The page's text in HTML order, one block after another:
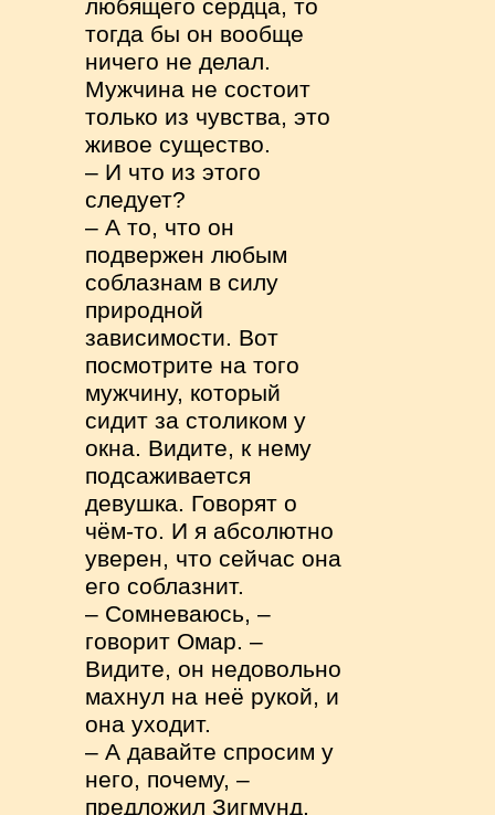
любящего сердца, то
тогда бы он вообще
ничего не делал.
Мужчина не состоит
только из чувства, это
живое существо.
– И что из этого
следует?
– А то, что он
подвержен любым
соблазнам в силу
природной
зависимости. Вот
посмотрите на того
мужчину, который
сидит за столиком у
окна. Видите, к нему
подсаживается
девушка. Говорят о
чём-то. И я абсолютно
уверен, что сейчас она
его соблазнит.
– Сомневаюсь, –
говорит Омар. –
Видите, он недовольно
махнул на неё рукой, и
она уходит.
– А давайте спросим у
него, почему, –
предложил Зигмунд.